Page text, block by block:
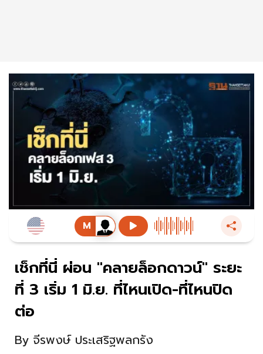
เช็กที่นี่ ผ่อน "คลายล็อกดาวน์" ระยะ
ที่ 3 เริ่ม 1 มิ.ย. ที่ไหนเปิด-ที่ไหนปิด
ต่อ
By จีรพงษ์ ประเสริฐพลกรัง